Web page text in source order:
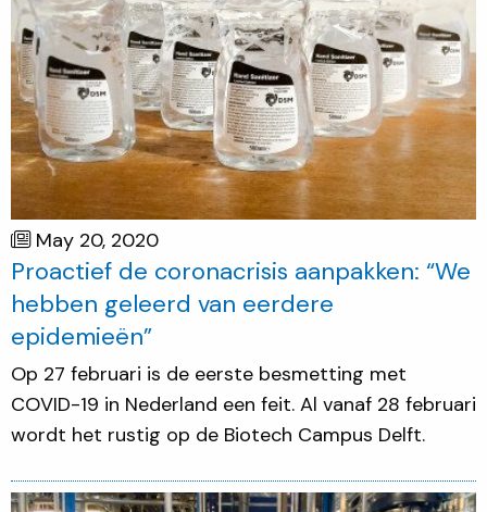
May 20, 2020
Proactief de coronacrisis aanpakken: “We
hebben geleerd van eerdere
epidemieën”
Op 27 februari is de eerste besmetting met
COVID-19 in Nederland een feit. Al vanaf 28 februari
wordt het rustig op de Biotech Campus Delft.